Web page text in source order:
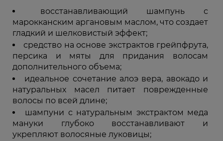
восстанавливающий шампунь с
марокканским аргановым маслом, что создает
гладкий и шелковистый эффект;
средство на основе экстрактов грейпфрута,
персика и мяты для придания волосам
дополнительного объема;
идеальное сочетание алоэ вера, авокадо и
натуральных масел питает поврежденные
волосы по всей длине;
шампуни с натуральным экстрактом меда
мануки глубоко восстанавливают и
укрепляют волосяные луковицы;